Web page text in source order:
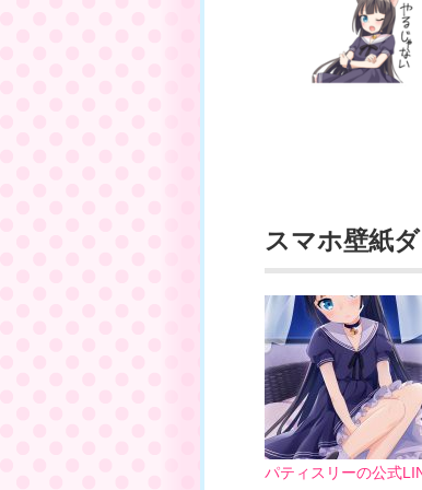
スマホ壁紙
パティスリーの公式